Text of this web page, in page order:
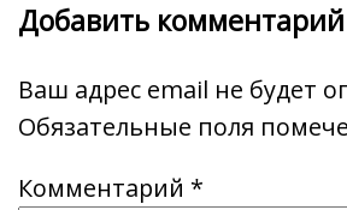
Добавить комментарий
Ваш адрес email не будет
Обязательные поля
Комментарий *